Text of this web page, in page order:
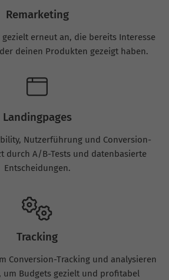
Remarketing
erneut an, die bereits Interesse
deinen Produkten gezeigt haben.
Landingpages
Nutzerführung und Conversion-
durch A/B-Tests und datenbasierte
Entscheidungen.
Tracking
Conversion-Tracking und analysieren
um Budgets gezielt und profitabel